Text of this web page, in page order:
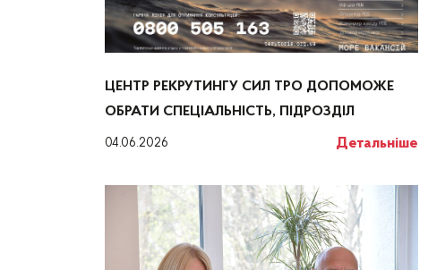
ЦЕНТР РЕКРУТИНГУ СИЛ ТРО ДОПОМОЖЕ
ОБРАТИ СПЕЦІАЛЬНІСТЬ, ПІДРОЗДІЛ
04.06.2026 Детальніше